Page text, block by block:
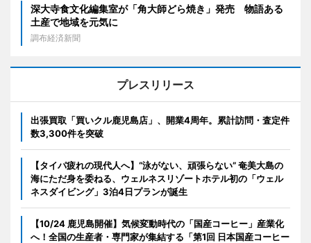
深大寺食文化編集室が「角大師どら焼き」発売 物語ある
土産で地域を元気に
調布経済新聞
プレスリリース
出張買取「買いクル鹿児島店」、開業4周年。累計訪問・査定件
数3,300件を突破
【タイパ疲れの現代人へ】“泳がない、頑張らない” 奄美大島の
海にただ身を委ねる、ウェルネスリゾートホテル初の「ウェル
ネスダイビング」3泊4日プランが誕生
【10/24 鹿児島開催】気候変動時代の「国産コーヒー」産業化
へ！全国の生産者・専門家が集結する「第1回 日本国産コーヒー